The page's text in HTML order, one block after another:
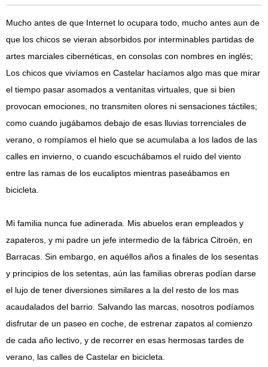
Mucho antes de que Internet lo ocupara todo, mucho antes aun de
que los chicos se vieran absorbidos por interminables partidas de
artes marciales cibernéticas, en consolas con nombres en inglés;
Los chicos que vivíamos en Castelar hacíamos algo mas que mirar
el tiempo pasar asomados a ventanitas virtuales, que si bien
provocan emociones, no transmiten olores ni sensaciones táctiles;
como cuando jugábamos debajo de esas lluvias torrenciales de
verano, o rompíamos el hielo que se acumulaba a los lados de las
calles en invierno, o cuando escuchábamos el ruido del viento
entre las ramas de los eucaliptos mientras paseábamos en
bicicleta.
Mi familia nunca fue adinerada. Mis abuelos eran empleados y
zapateros, y mi padre un jefe intermedio de la fábrica Citroën, en
Barracas. Sin embargo, en aquéllos años a finales de los sesentas
y principios de los setentas, aún las familias obreras podían darse
el lujo de tener diversiones similares a la del resto de los mas
acaudalados del barrio. Salvando las marcas, nosotros podíamos
disfrutar de un paseo en coche, de estrenar zapatos al comienzo
de cada año lectivo, y de recorrer en esas hermosas tardes de
verano, las calles de Castelar en bicicleta.